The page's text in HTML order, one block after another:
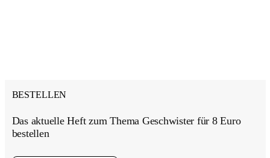
BESTELLEN
Das aktuelle Heft zum Thema Geschwister für 8 Euro
bestellen